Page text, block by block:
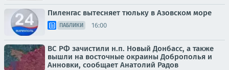
Пиленгас вытесняет тюльку в Азовском море
ПАБЛИКИ 16:00
ВС РФ зачистили н.п. Новый Донбасс, а также
вышли на восточные окраины Доброполья и
Анновки, сообщает Анатолий Радов